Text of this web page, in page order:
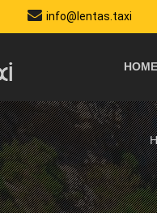
info@lentas.taxi